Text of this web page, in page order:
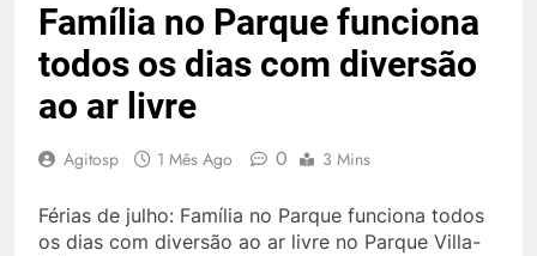
Família no Parque funciona
todos os dias com diversão
ao ar livre
Agitosp 1 Mês Ago 0 3 Mins
Férias de julho: Família no Parque funciona todos
os dias com diversão ao ar livre no Parque Villa-